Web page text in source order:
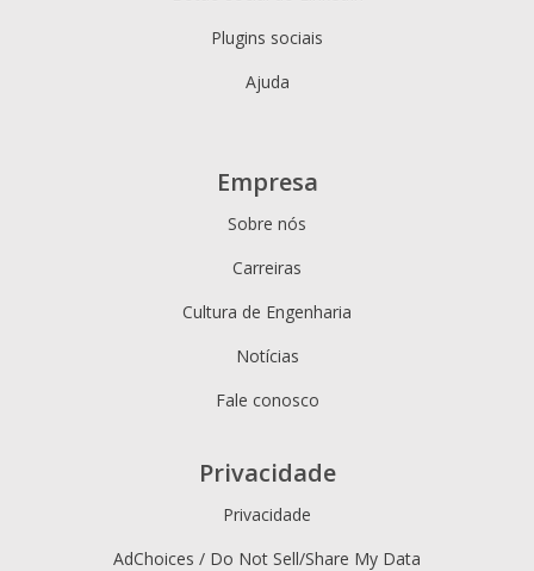
Plugins sociais
Ajuda
Empresa
Sobre nós
Carreiras
Cultura de Engenharia
Notícias
Fale conosco
Privacidade
Privacidade
AdChoices / Do Not Sell/Share My Data